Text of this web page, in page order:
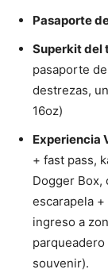
Pasaporte
Superkit del
pasaporte
destrezas,
16oz)
Experiencia
+ fast pass,
Dogger Box,
escarapela
ingreso a
souvenir).